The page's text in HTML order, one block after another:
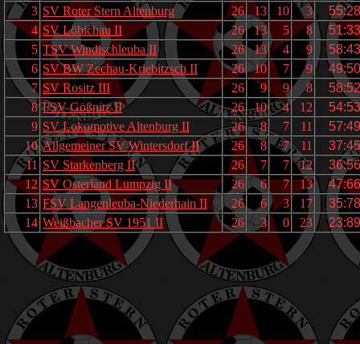
3 SV Roter Stern Altenburg 26 13 10 3
55:28
4 SV Löbichau II 26 13 5 8
51:33
5 TSV Windischleuba II 26 13 4 9
58:43
6 SV BW Zechau-Kriebitzsch II 26 10 7 9
49:50
7 SV Rositz III 26 9 9 8
58:52
8 FSV Gößnitz II 26 10 4 12
54:53
9 SV Lokomotive Altenburg II 26 8 7 11
57:49
10 Allgemeiner SV Wintersdorf II 26 8 7 11
37:45
11 SV Starkenberg II 26 7 7 12
36:56
12 SV Osterland Lumpzig II 26 6 7 13
47:66
13 FSV Langenleuba-Niederhain II 26 6 3 17
35:78
14 Weißbacher SV 1951 II 26 3 0 23 23:89